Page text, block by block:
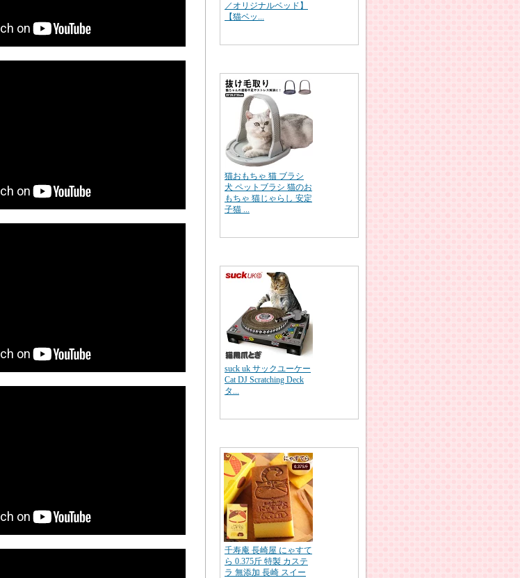
／オリジナルベッド】
【猫ベッ...
猫おもちゃ 猫 ブラシ
犬 ペットブラシ 猫のお
もちゃ 猫じゃらし 安定
子猫 ...
suck uk サックユーケー
Cat DJ Scratching Deck
タ...
千寿庵 長崎屋 にゃすて
ら 0.375斤 特製 カステ
ラ 無添加 長崎 スイー